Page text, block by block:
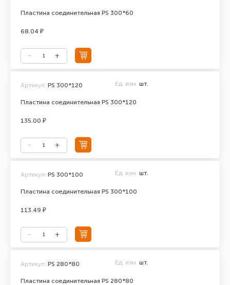
Пластина соединительная PS 300*60
68.04 ₽
Пластина соединительная PS 300*120
Артикул: PS 300*120 Ед. изм. шт.
135.00 ₽
Пластина соединительная PS 300*100
Артикул: PS 300*100 Ед. изм. шт.
113.49 ₽
Пластина соединительная PS 280*80
Артикул: PS 280*80 Ед. изм. шт.